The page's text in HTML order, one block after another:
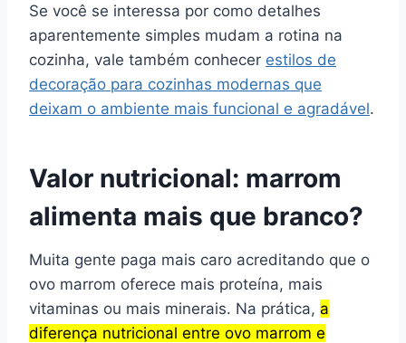
Se você se interessa por como detalhes
aparentemente simples mudam a rotina na
cozinha, vale também conhecer estilos de
decoração para cozinhas modernas que
deixam o ambiente mais funcional e agradável.
Valor nutricional: marrom
alimenta mais que branco?
Muita gente paga mais caro acreditando que o
ovo marrom oferece mais proteína, mais
vitaminas ou mais minerais. Na prática, a
diferença nutricional entre ovo marrom e